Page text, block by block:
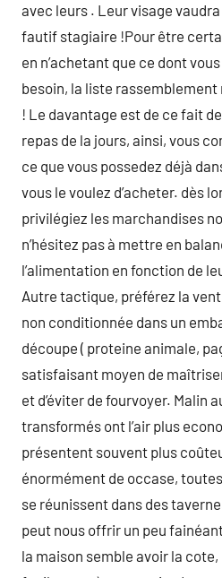
avec leurs . Leur visage
fautif stagiaire !Pour être
en n’achetant que ce dont
besoin, la liste
! Le davantage est de ce fait
repas de la jours, ainsi, vous
ce que vous possedez déjà
vous le voulez d’acheter. dès
privilégiez les marchandises
n’hésitez pas à mettre en
l’alimentation en fonction de
Autre tactique, préférez la
non conditionnée dans un
découpe ( proteine animale,
satisfaisant moyen de
et d’éviter de fourvoyer. Malin
transformés ont l’air plus
présentent souvent plus
énormément de occase,
se réunissent dans des
peut nous offrir un peu
la maison semble avoir la